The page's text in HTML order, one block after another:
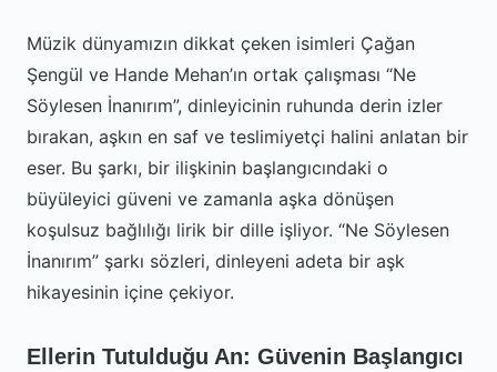
Müzik dünyamızın dikkat çeken isimleri Çağan
Şengül ve Hande Mehan’ın ortak çalışması “Ne
Söylesen İnanırım”, dinleyicinin ruhunda derin izler
bırakan, aşkın en saf ve teslimiyetçi halini anlatan bir
eser. Bu şarkı, bir ilişkinin başlangıcındaki o
büyüleyici güveni ve zamanla aşka dönüşen
koşulsuz bağlılığı lirik bir dille işliyor. “Ne Söylesen
İnanırım” şarkı sözleri, dinleyeni adeta bir aşk
hikayesinin içine çekiyor.
Ellerin Tutulduğu An: Güvenin Başlangıcı